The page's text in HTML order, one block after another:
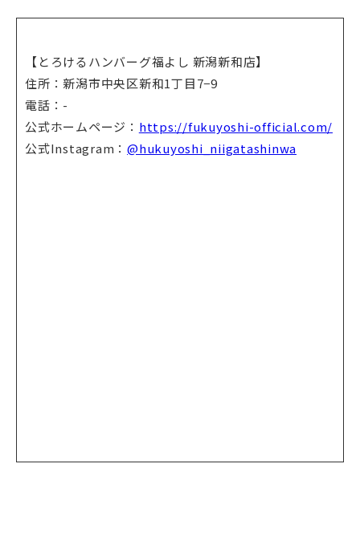
【とろけるハンバーグ福よし 新潟新和店】
住所：新潟市中央区新和1丁目7−9
電話：-
公式ホームページ： https://fukuyoshi-official.com/
公式Instagram： @hukuyoshi_niigatashinwa